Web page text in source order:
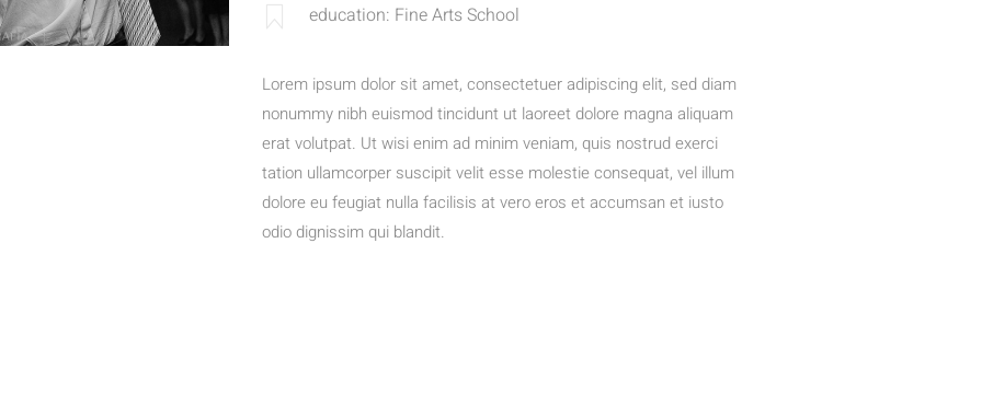
education: Fine Arts School
Lorem ipsum dolor sit amet, consectetuer adipiscing elit, sed diam
nonummy nibh euismod tincidunt ut laoreet dolore magna aliquam
erat volutpat. Ut wisi enim ad minim veniam, quis nostrud exerci
tation ullamcorper suscipit velit esse molestie consequat, vel illum
dolore eu feugiat nulla facilisis at vero eros et accumsan et iusto
odio dignissim qui blandit.